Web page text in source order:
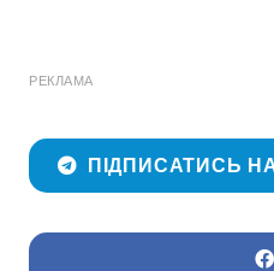
РЕКЛАМА
ПІДПИСАТИСЬ